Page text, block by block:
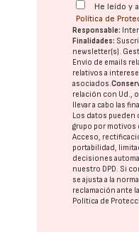
He leído y
Política de
Responsable:
Finalidades:
newsletter(s).
Envío de emails
relativos a
asociados.
relación con Ud.,
llevar a cabo las
Los datos pueden
grupo por motivos
Acceso,
portabilidad,
decisiones
nuestro DPD. Si
se ajusta a la
reclamación ante
Política de